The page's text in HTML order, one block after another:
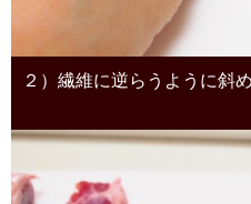
２）繊維に逆らうように斜